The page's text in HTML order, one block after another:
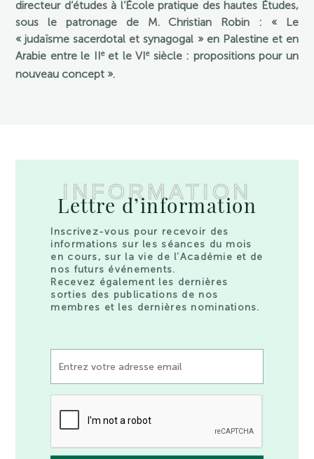
directeur d’études à l’École pratique des hautes Études,
sous le patronage de M. Christian Robin : « Le
« judaïsme sacerdotal et synagogal » en Palestine et en
Arabie entre le IIeet le VIesiècle : propositions pour un
nouveau concept ».
INFORMATION
Lettre d’information
Inscrivez-vous pour recevoir des
informations sur les séances du mois
en cours, sur la vie de l’Académie et de
nos futurs événements.
Recevez également les dernières
sorties des publications de nos
membres et les dernières nominations.